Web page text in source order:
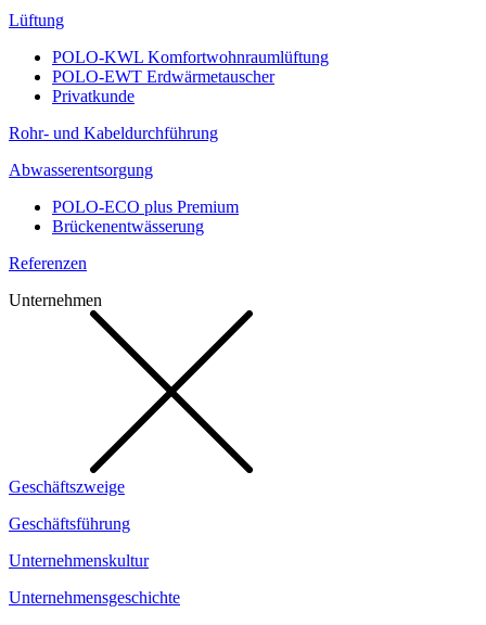
Lüftung
POLO-KWL Komfortwohnraumlüftung
POLO-EWT Erdwärmetauscher
Privatkunde
Rohr- und Kabeldurchführung
Abwasserentsorgung
POLO-ECO plus Premium
Brückenentwässerung
Referenzen
Unternehmen
Geschäftszweige
Geschäftsführung
Unternehmenskultur
Unternehmensgeschichte